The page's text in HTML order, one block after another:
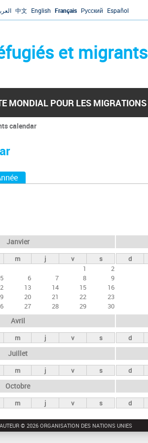
中文 English Français Русский Español
et migrants
MONDIAL POUR LES MIGRATIONS
calendar
Janvier
m j v
s
1
2
5 6 7 8
9
13 14 15
16
20 21 22
23
27 28 29 30
d
Avril
m j v s d
Juillet
m j v s d
Octobre
m j v s d
© 2026 ORGANISATION DES NATIONS UNIES